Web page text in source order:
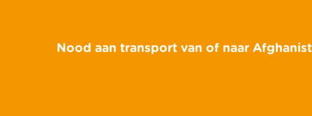
Nood aan transport van of naar